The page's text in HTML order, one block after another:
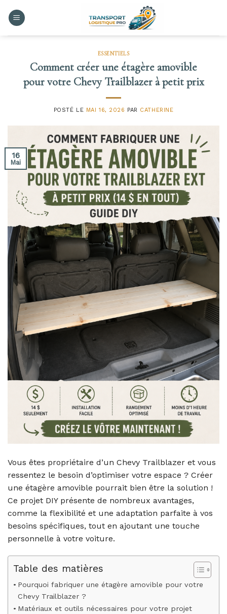
ESSENTIELS
Comment créer une étagère amovible
pour votre Chevy Trailblazer à petit prix
POSTÉ LE MAI 16, 2026 PAR CATHERINE
16
Mai
Vous êtes propriétaire d’un Chevy Trailblazer et vous
ressentez le besoin d’optimiser votre espace ? Créer
une étagère amovible pourrait bien être la solution !
Ce projet DIY présente de nombreux avantages,
comme la flexibilité et une adaptation parfaite à vos
besoins spécifiques, tout en ajoutant une touche
personnelle à votre voiture.
Table des matières
Pourquoi fabriquer une étagère amovible pour votre
Chevy Trailblazer ?
Matériaux et outils nécessaires pour votre projet